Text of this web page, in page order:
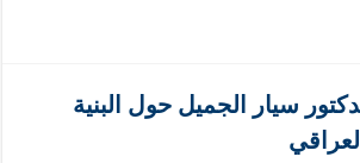
سيار الجميل حول البنية